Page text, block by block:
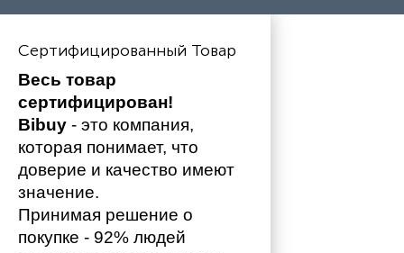
Сертифицированный Товар
Весь товар
сертифицирован!
Bibuy - это компания,
которая понимает, что
доверие и качество имеют
значение.
Принимая решение о
покупке - 92% людей